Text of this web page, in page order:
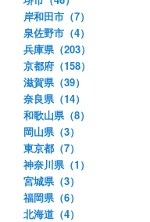
岸和田市（7）
泉佐野市（4）
兵庫県（203）
京都府（158）
滋賀県（39）
奈良県（14）
和歌山県（8）
岡山県（3）
東京都（7）
神奈川県（1）
宮城県（3）
福岡県（6）
北海道（4）